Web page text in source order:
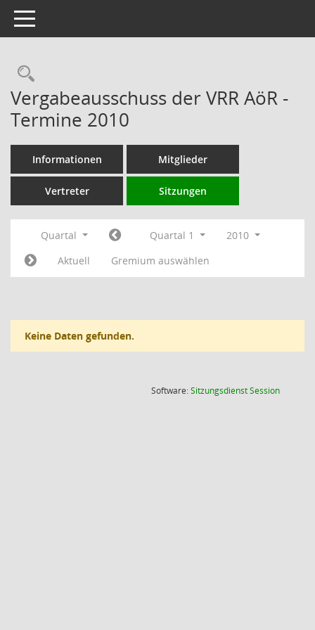
Toggle navigation
Rechercheauswahl
Vergabeausschuss der VRR AöR -
Termine 2010
Informationen Mitglieder
Vertreter Sitzungen
Quartal Quartal 1
2010
Aktuell
Gremium auswählen
Keine Daten gefunden.
Software:SitzungsdienstSession(Wird in